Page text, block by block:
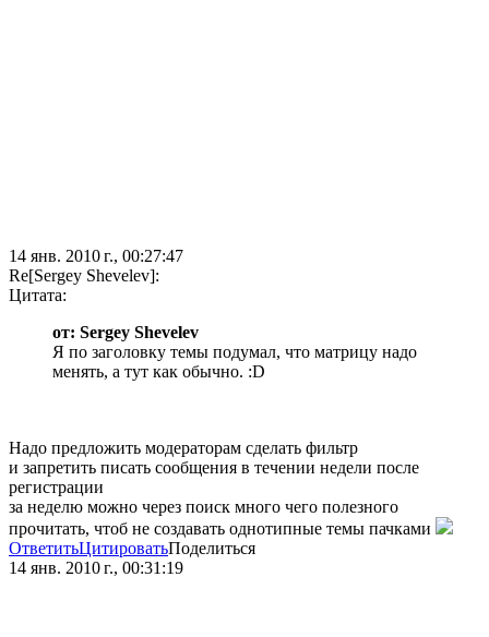
14 янв. 2010 г., 00:27:47
Re[Sergey Shevelev]:
Цитата:
от: Sergey Shevelev
Я по заголовку темы подумал, что матрицу надо
менять, а тут как обычно. :D
Надо предложить модераторам сделать фильтр
и запретить писать сообщения в течении недели после
регистрации
за неделю можно через поиск много чего полезного
прочитать, чтоб не создавать однотипные темы пачками
ОтветитьЦитироватьПоделиться
14 янв. 2010 г., 00:31:19